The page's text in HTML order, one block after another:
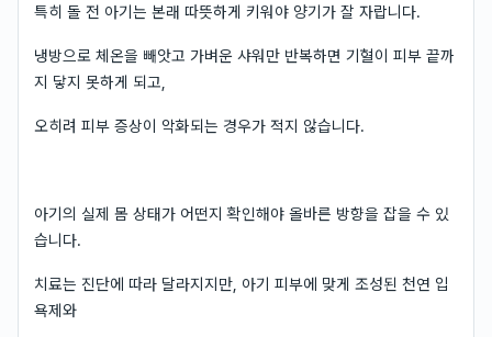
특히 돌 전 아기는 본래 따뜻하게 키워야 양기가 잘 자랍니다.
냉방으로 체온을 빼앗고 가벼운 샤워만 반복하면 기혈이 피부 끝까
지 닿지 못하게 되고,
오히려 피부 증상이 악화되는 경우가 적지 않습니다.
아기의 실제 몸 상태가 어떤지 확인해야 올바른 방향을 잡을 수 있
습니다.
치료는 진단에 따라 달라지지만, 아기 피부에 맞게 조성된 천연 입
욕제와